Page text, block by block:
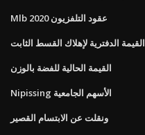
Mlb عقود التلفزيون 2020
القيمة الدفترية لإهلاك القسط الثابت
القيمة الحالية للفضة بالوزن
Nipissing الأسهم الجامعية
ونقلت عن الابتسام القصير